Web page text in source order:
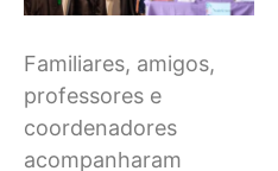
Familiares, amigos,
professores e
coordenadores
acompanharam